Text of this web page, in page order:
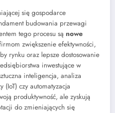
się gospodarce
budowania przewagi
tego procesu są nowe
zwiększenie efektywności,
rynku oraz lepsze dostosowanie
inwestujące w
inteligencja, analiza
(IoT) czy automatyzacja
produktywność, ale zyskują
do zmieniających się